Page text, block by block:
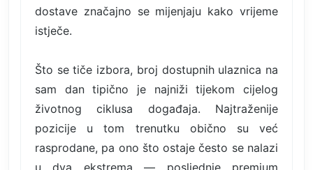
dostave značajno se mijenjaju kako vrijeme
istječe.
Što se tiče izbora, broj dostupnih ulaznica na
sam dan tipično je najniži tijekom cijelog
životnog ciklusa događaja. Najtraženije
pozicije u tom trenutku obično su već
rasprodane, pa ono što ostaje često se nalazi